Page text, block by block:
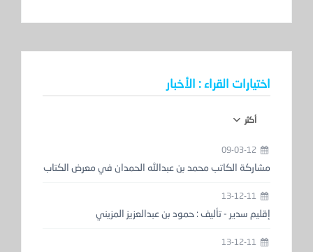
اختيارات القراء : الأخبار
أكثر
مشاركة الكاتب محمد بن عبدالله الحمدان في معرض الكتاب
إقليم سدير - تأليف : حمود بن عبدالعزيز المزيني